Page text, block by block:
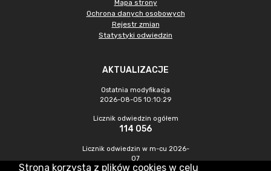
Mapa strony
Ochrona danych osobowych
Rejestr zmian
Statystyki odwiedzin
AKTUALIZACJE
Ostatnia modyfikacja
2026-08-05 10:10:29
Licznik odwiedzin ogółem
114 056
Licznik odwiedzin w m-cu 2026-
07
575
Strona korzysta z plików cookies w celu